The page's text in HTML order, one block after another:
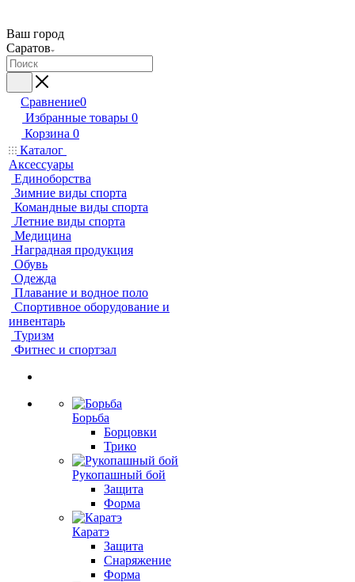
Ваш город
Саратов
Сравнение0
Избранные товары 0
Корзина 0
Каталог
Аксессуары
Единоборства
Зимние виды спорта
Командные виды спорта
Летние виды спорта
Медицина
Наградная продукция
Обувь
Одежда
Плавание и водное поло
Спортивное оборудование и
инвентарь
Туризм
Фитнес и спортзал
Борьба
Борцовки
Трико
Рукопашный бой
Защита
Форма
Каратэ
Защита
Снаряжение
Форма